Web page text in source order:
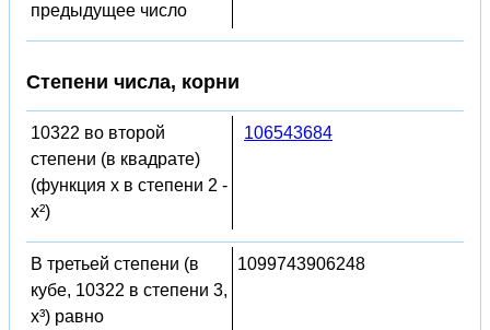
предыдущее число
Степени числа, корни
10322 во второй
степени (в квадрате)
(функция x в степени 2 -
x²)
106543684
В третьей степени (в
кубе, 10322 в степени 3,
x³) равно
1099743906248